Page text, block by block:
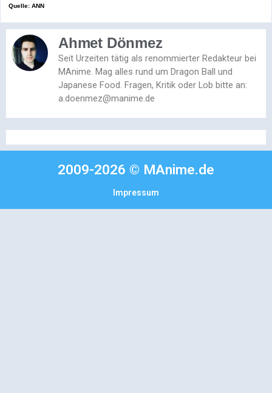
Quelle: ANN
Ahmet Dönmez
Seit Urzeiten tätig als renommierter Redakteur bei
MAnime. Mag alles rund um Dragon Ball und
Japanese Food. Fragen, Kritik oder Lob bitte an:
a.doenmez@manime.de
2009-2026 © MAnime.de
Impressum